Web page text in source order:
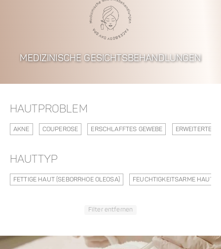
MEDIZINISCHE GESICHTSBEHANDLUNGEN
HAUTPROBLEM
AKNE COUPEROSE ERSCHLAFFTES GEWEBE ERWEITERTE
HAUTTYP
FETTIGE HAUT (SEBORRHOE OLEOSA) FEUCHTIGKEITSARME HAUT
Filter entfernen